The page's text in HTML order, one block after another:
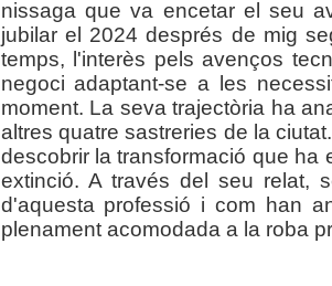
nissaga que va encetar el seu
jubilar el 2024 després de mig
temps, l'interès pels avenços
negoci adaptant-se a les
moment. La seva trajectòria ha
altres quatre sastreries de la
descobrir la transformació que ha
extinció. A través del seu relat,
d'aquesta professió i com han
plenament acomodada a la roba